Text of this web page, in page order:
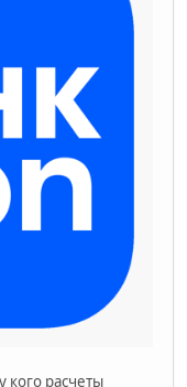
кого расчеты